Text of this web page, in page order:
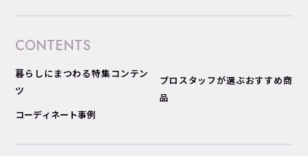
CONTENTS
暮らしにまつわる特集コンテン
ツ
コーディネート事例
プロスタッフが選ぶおすすめ商
品